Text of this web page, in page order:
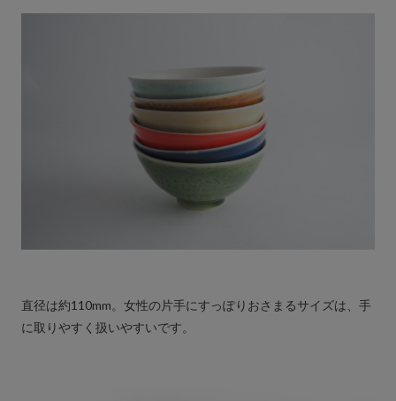
直径は約110mm。女性の片手にすっぽりおさまるサイズは、手
に取りやすく扱いやすいです。